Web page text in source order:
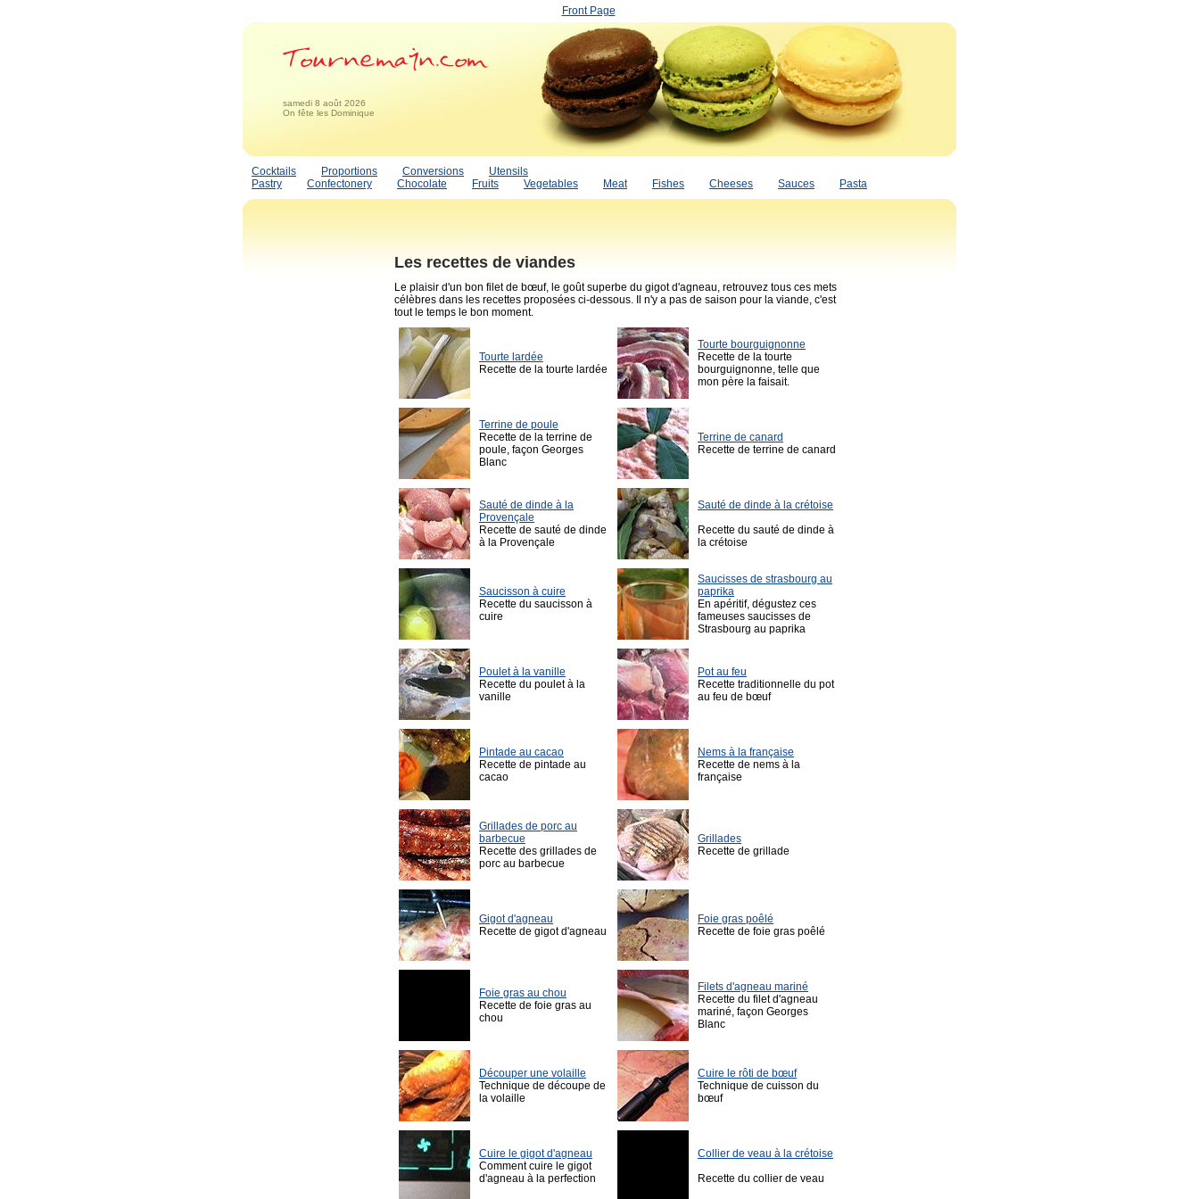
Front Page
samedi 8 août 2026
On fête les Dominique
Cocktails Proportions Conversions
Utensils
Pastry
Confectonery Chocolate Fruits Vegetables Meat Fishes Cheeses Sauces Pasta
Les recettes de viandes
Le plaisir d'un bon filet de bœuf, le goût superbe du gigot d'agneau, retrouvez tous ces mets
célèbres dans les recettes proposées ci-dessous. Il n'y a pas de saison pour la viande, c'est
tout le temps le bon moment.
Tourte lardée
Recette de la tourte lardée
Tourte bourguignonne
Recette de la tourte
bourguignonne, telle que
mon père la faisait.
Terrine de poule
Recette de la terrine de
poule, façon Georges
Blanc
Terrine de canard
Recette de terrine de canard
Sauté de dinde à la
Provençale
Recette de sauté de dinde
à la Provençale
Sauté de dinde à la crétoise
Recette du sauté de dinde à
la crétoise
Saucisson à cuire
Recette du saucisson à
cuire
Saucisses de strasbourg au
paprika
En apéritif, dégustez ces
fameuses saucisses de
Strasbourg au paprika
Poulet à la vanille
Recette du poulet à la
vanille
Pot au feu
Recette traditionnelle du pot
au feu de bœuf
Pintade au cacao
Recette de pintade au
cacao
Nems à la française
Recette de nems à la
française
Grillades de porc au
barbecue
Recette des grillades de
porc au barbecue
Grillades
Recette de grillade
Gigot d'agneau
Recette de gigot d'agneau
Foie gras poêlé
Recette de foie gras poêlé
Foie gras au chou
Recette de foie gras au
chou
Filets d'agneau mariné
Recette du filet d'agneau
mariné, façon Georges
Blanc
Découper une volaille
Technique de découpe de
la volaille
Cuire le rôti de bœuf
Technique de cuisson du
bœuf
Cuire le gigot d'agneau
Comment cuire le gigot
d'agneau à la perfection
Collier de veau à la crétoise
Recette du collier de veau